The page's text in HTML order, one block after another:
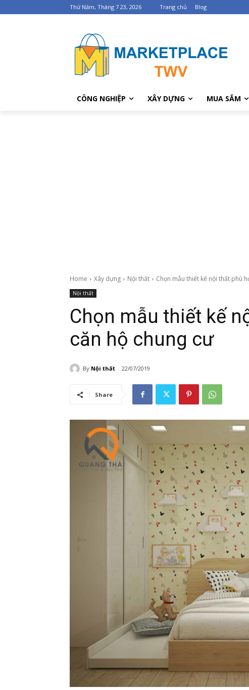
Thứ Năm, Tháng 7 23, 2026 Trang chủ Blog
CÔNG NGHIỆP XÂY DỰNG MUA SẮM
Home Xây dựng Nội thất Chọn mẫu thiết kế nội thất phù
Nội thất
Chọn mẫu thiết kế
căn hộ chung cư
By Nội thất 22/07/2019
Share